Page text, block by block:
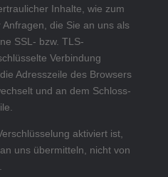
Inhalte, wie zum
die Sie an uns als
SSL- bzw. TLS-
Verbindung
Adresszeile des Browsers
und an dem Schloss-
aktiviert ist,
uns übermitteln, nicht von